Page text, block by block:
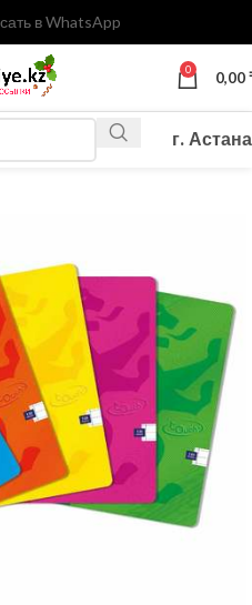
в WhatsApp
0 0,00
г. Астана